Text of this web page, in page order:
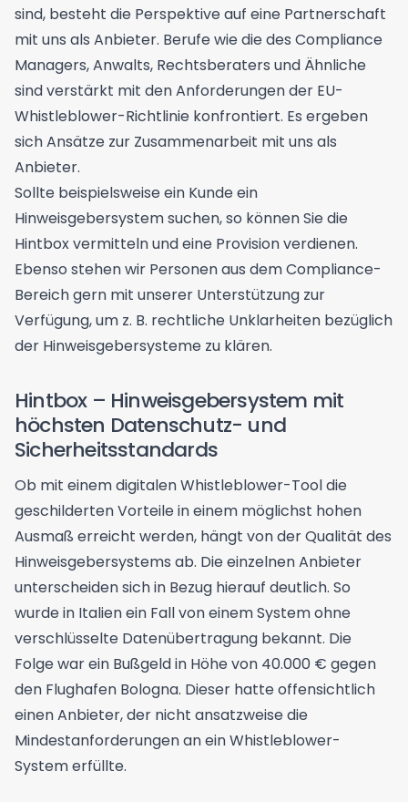
sind, besteht die Perspektive auf eine Partnerschaft
mit uns als Anbieter. Berufe wie die des Compliance
Managers, Anwalts, Rechtsberaters und Ähnliche
sind verstärkt mit den Anforderungen der EU-
Whistleblower-Richtlinie konfrontiert. Es ergeben
sich Ansätze zur Zusammenarbeit mit uns als
Anbieter.
Sollte beispielsweise ein Kunde ein
Hinweisgebersystem suchen, so können Sie die
Hintbox vermitteln und eine Provision verdienen.
Ebenso stehen wir Personen aus dem Compliance-
Bereich gern mit unserer Unterstützung zur
Verfügung, um z. B. rechtliche Unklarheiten bezüglich
der Hinweisgebersysteme zu klären.
Hintbox – Hinweisgebersystem mit
höchsten Datenschutz- und
Sicherheitsstandards
Ob mit einem digitalen Whistleblower-Tool die
geschilderten Vorteile in einem möglichst hohen
Ausmaß erreicht werden, hängt von der Qualität des
Hinweisgebersystems ab. Die einzelnen Anbieter
unterscheiden sich in Bezug hierauf deutlich. So
wurde in Italien ein Fallvon einem System ohne
verschlüsselte Datenübertragung bekannt. Die
Folge war ein Bußgeld in Höhe von 40.000 € gegen
den Flughafen Bologna. Dieser hatte offensichtlich
einen Anbieter, der nicht ansatzweise die
Mindestanforderungen an ein Whistleblower-
System erfüllte.